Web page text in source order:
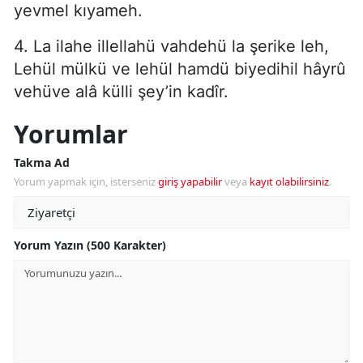
yevmel kıyameh.
4. La ilahe illellahü vahdehü la şerike leh,
Lehül mülkü ve lehül hamdü biyedihil hâyrû
vehüve alâ külli şey’in kadîr.
Yorumlar
Takma Ad
Yorum yapmak için, istersenizgiriş yapabilirveya kayıt olabilirsiniz.
Yorum Yazın (500 Karakter)